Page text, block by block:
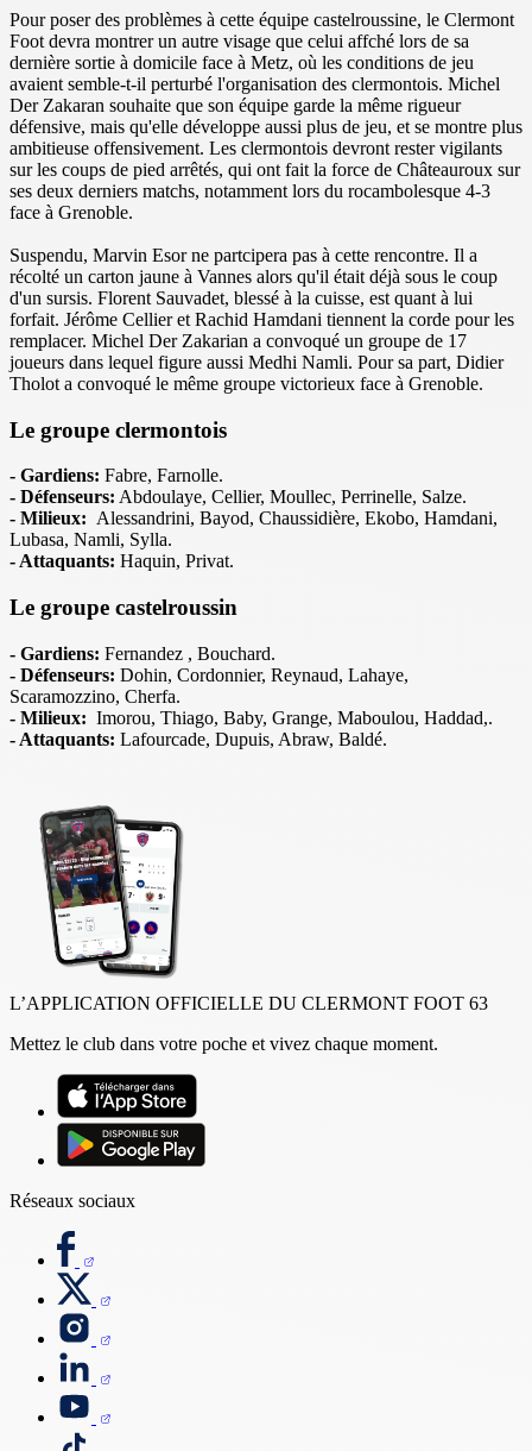
Pour poser des problèmes à cette équipe castelroussine, le Clermont
Foot devra montrer un autre visage que celui affché lors de sa
dernière sortie à domicile face à Metz, où les conditions de jeu
avaient semble-t-il perturbé l'organisation des clermontois. Michel
Der Zakaran souhaite que son équipe garde la même rigueur
défensive, mais qu'elle développe aussi plus de jeu, et se montre plus
ambitieuse offensivement. Les clermontois devront rester vigilants
sur les coups de pied arrêtés, qui ont fait la force de Châteauroux sur
ses deux derniers matchs, notamment lors du rocambolesque 4-3
face à Grenoble.
Suspendu, Marvin Esor ne partcipera pas à cette rencontre. Il a
récolté un carton jaune à Vannes alors qu'il était déjà sous le coup
d'un sursis. Florent Sauvadet, blessé à la cuisse, est quant à lui
forfait. Jérôme Cellier et Rachid Hamdani tiennent la corde pour les
remplacer. Michel Der Zakarian a convoqué un groupe de 17
joueurs dans lequel figure aussi Medhi Namli. Pour sa part, Didier
Tholot a convoqué le même groupe victorieux face à Grenoble.
Le groupe clermontois
- Gardiens: Fabre, Farnolle.
- Défenseurs: Abdoulaye, Cellier, Moullec, Perrinelle, Salze.
- Milieux: Alessandrini, Bayod, Chaussidière, Ekobo, Hamdani,
Lubasa, Namli, Sylla.
- Attaquants: Haquin, Privat.
Le groupe castelroussin
- Gardiens: Fernandez , Bouchard.
- Défenseurs: Dohin, Cordonnier, Reynaud, Lahaye,
Scaramozzino, Cherfa.
- Milieux: Imorou, Thiago, Baby, Grange, Maboulou, Haddad,.
- Attaquants: Lafourcade, Dupuis, Abraw, Baldé.
L’APPLICATION OFFICIELLE DU CLERMONT FOOT 63
Mettez le club dans votre poche et vivez chaque moment.
Réseaux sociaux